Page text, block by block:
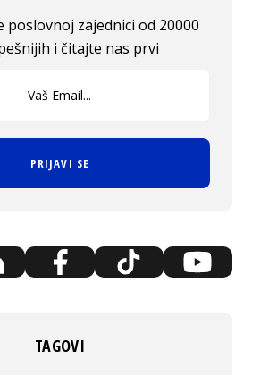
poslovnoj zajednici od 20000
i čitajte nas prvi
PRIJAVI SE
TAGOVI